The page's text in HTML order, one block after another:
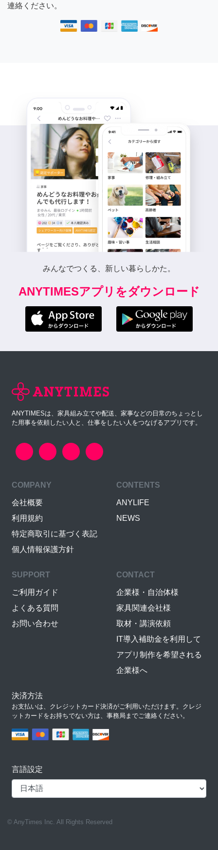
連絡ください。
みんなでつくる、新しい暮らしかた。
ANYTIMESアプリをダウンロード
ANYTIMESは、家具組み立てや配送、家事などの日常のちょっとし
た用事を依頼したい人と、仕事をしたい人をつなげるアプリです。
COMPANY
会社概要
利用規約
特定商取引に基づく表記
個人情報保護方針
CONTENTS
ANYLIFE
NEWS
SUPPORT
ご利用ガイド
よくある質問
お問い合わせ
CONTACT
企業様・自治体様
家具関連会社様
取材・講演依頼
IT導入補助金を利用して
アプリ制作を希望される
企業様へ
決済方法
お支払いは、クレジットカード決済がご利用いただけます。クレジ
ットカードをお持ちでない方は、事務局までご連絡ください。
言語設定
© AnyTimes Inc. All Rights Reserved